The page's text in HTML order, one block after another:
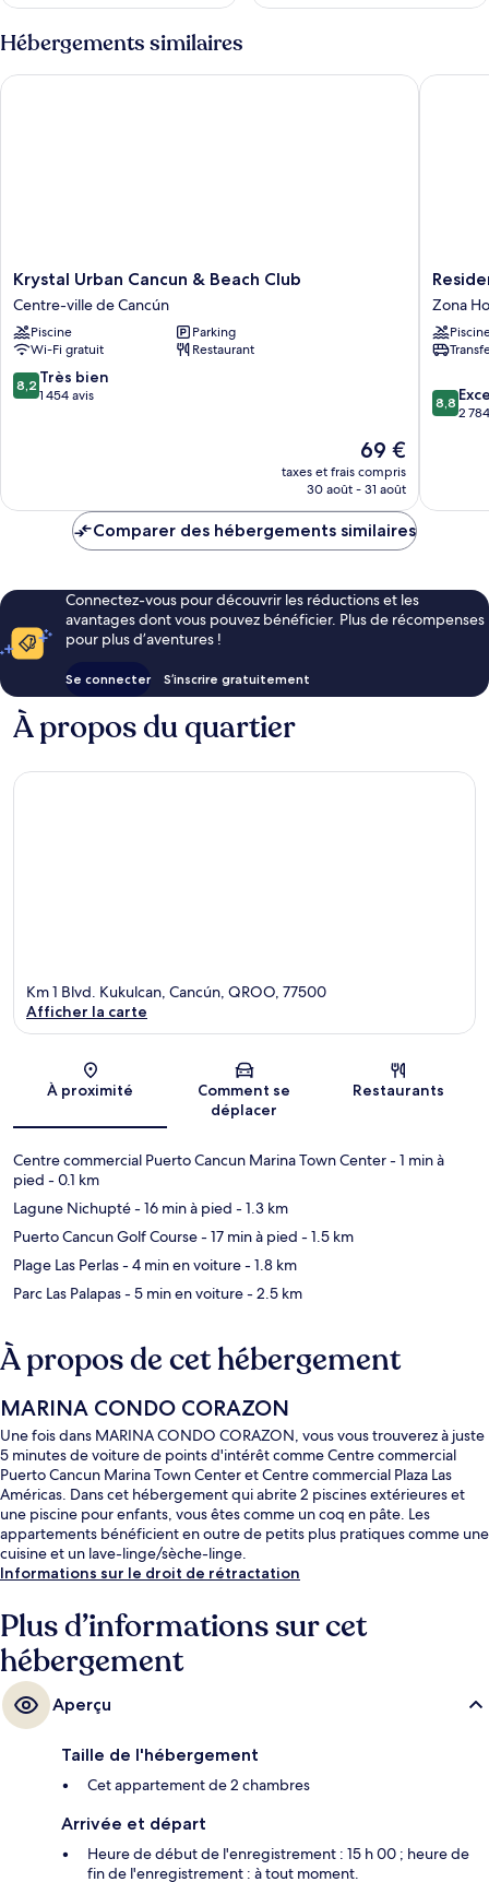
Hébergements similaires
Krystal
Urban
Cancun
&
Beach
Club
Centre-
Krystal Urban Cancun & Beach Club
Centre-ville de Cancún
Piscine
Parking
Wi-Fi gratuit
Restaurant
8.2
sur
8,2 Très bien
1 454 avis
Le
nouveau
prix
de
69 €
taxes et frais compris
30 août - 31 août
Krystal Urban Cancun & Beach Club
Inn
by
Marriott
Cancun
Zone
Zona
Zona
8.8
sur
8,8
2
Comparer des hébergements similaires
Connectez-vous pour découvrir les réductions et les
avantages dont vous pouvez bénéficier. Plus de récompenses
pour plus d’aventures !
Se connecter S’inscrire gratuitement
À propos du quartier
Carte
Km 1 Blvd. Kukulcan, Cancún, QROO, 77500
Afficher la carte
À proximité
Comment se
déplacer
Restaurants
Centre commercial Puerto Cancun Marina Town Center- 1 min à
pied - 0.1 km
Lagune Nichupté- 16 min à pied - 1.3 km
Puerto Cancun Golf Course- 17 min à pied - 1.5 km
Plage Las Perlas- 4 min en voiture- 1.8 km
Parc Las Palapas- 5 min en voiture- 2.5 km
À propos de cet hébergement
MARINA CONDO CORAZON
Une fois dans MARINA CONDO CORAZON, vous vous trouverez à juste
5 minutes de voiture de points d'intérêt comme Centre commercial
Puerto Cancun Marina Town Center et Centre commercial Plaza Las
Américas. Dans cet hébergement qui abrite 2 piscines extérieures et
une piscine pour enfants, vous êtes comme un coq en pâte. Les
appartements bénéficient en outre de petits plus pratiques comme une
cuisine et un lave-linge/sèche-linge.
Informations sur le droit de rétractation
Plus d’informations sur cet
hébergement
Aperçu
Taille de l'hébergement
Cet appartement de 2 chambres
Arrivée et départ
Heure de début de l'enregistrement : 15 h 00 ; heure de
fin de l'enregistrement : à tout moment.